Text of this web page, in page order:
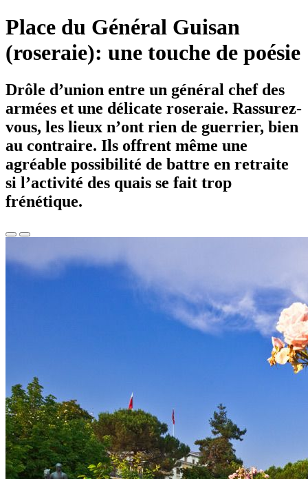
Place du Général Guisan
(roseraie): une touche de poésie
Drôle d’union entre un général chef des
armées et une délicate roseraie. Rassurez-
vous, les lieux n’ont rien de guerrier, bien
au contraire. Ils offrent même une
agréable possibilité de battre en retraite
si l’activité des quais se fait trop
frénétique.